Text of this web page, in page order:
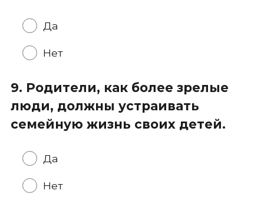
Да
Нет
9. Родители, как более зрелые
люди, должны устраивать
семейную жизнь своих детей.
Да
Нет